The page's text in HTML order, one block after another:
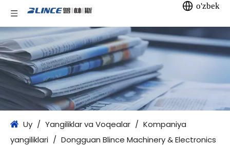
o'zbek
Uy / Yangiliklar va Voqealar / Kompaniya
yangiliklari / Dongguan Blince Machinery & Electronics